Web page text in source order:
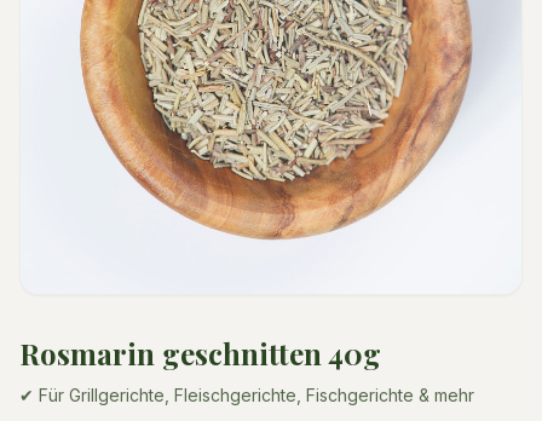
Rosmarin geschnitten 40g
✔ Für Grillgerichte, Fleischgerichte, Fischgerichte & mehr